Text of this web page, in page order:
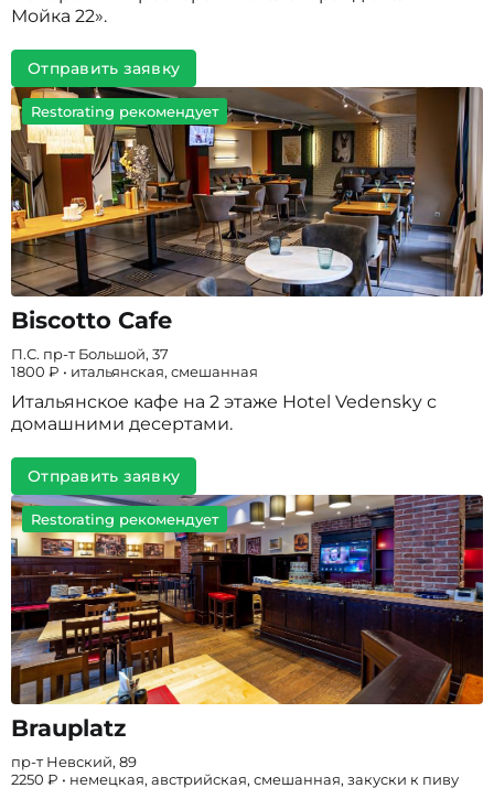
Мойка 22».
Отправить заявку
Restorating рекомендует
Biscotto Cafe
П.С. пр-т Большой, 37
1800 ₽ • итальянская, смешанная
Итальянское кафе на 2 этаже Hotel Vedensky с
домашними десертами.
Отправить заявку
Restorating рекомендует
Brauplatz
пр-т Невский, 89
2250 ₽ • немецкая, австрийская, смешанная, закуски к пиву